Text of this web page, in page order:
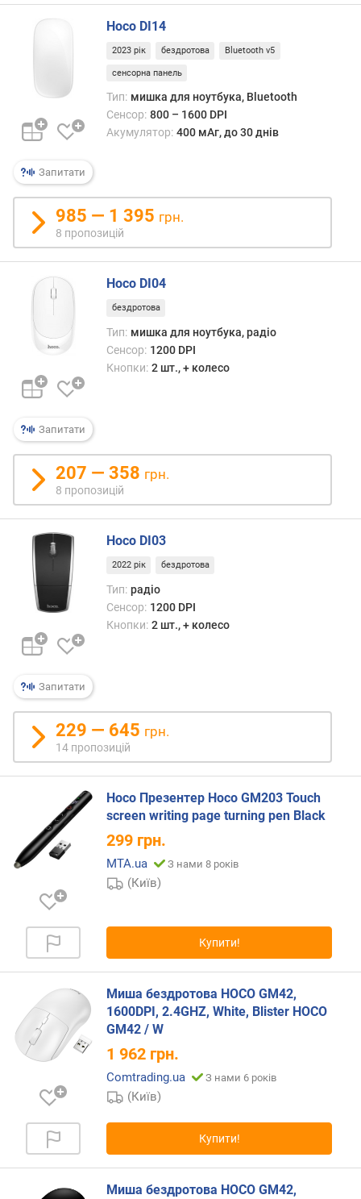
е
н
м
к
с
.
ш
в
и
д
с
(
i
s
м
к
с
с
о
т
о
п
т
я
л
і
с
ь
к
н
о
о
и
Запитати
Hoco DI14
2023 рік бездротова Bluetooth v5
сенсорна панель
Тип: мишка для ноутбука, Bluetooth
Сенсор: 800 – 1600 DPI
Акумулятор: 400 мАг, до 30 днів
985 — 1 395 грн.
8 пропозицій
Запитати
Hoco DI04
бездротова
Тип: мишка для ноутбука, радіо
Сенсор: 1200 DPI
Кнопки: 2 шт., + колесо
207 — 358 грн.
8 пропозицій
Запитати
Hoco DI03
2022 рік бездротова
Тип: радіо
Сенсор: 1200 DPI
Кнопки: 2 шт., + колесо
229 — 645 грн.
14 пропозицій
Hoco Презентер Hoco GM203 Touch
screen writing page turning pen Black
299 грн.
MTA.ua З нами 8 років
(Київ)
Купити!
Миша бездротова HOCO GM42,
1600DPI, 2.4GHZ, White, Blister HOCO
GM42 / W
1 962 грн.
Comtrading.ua З нами 6 років
(Київ)
Купити!
Миша бездротова HOCO GM42,